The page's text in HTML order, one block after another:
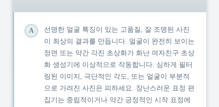
A
선명한 얼굴 특징이 있는 고품질, 잘 조명된 사진
이 최상의 결과를 만듭니다. 얼굴이 완전히 보이는
정면 또는 약간 각진 초상화가 화난 여자친구 초상
화 생성기에 이상적으로 작동합니다. 심하게 필터
링된 이미지, 극단적인 각도, 또는 얼굴이 부분적
으로 가려진 사진은 피하세요. 장난스러운 표정 편
집기는 중립적이거나 약간 긍정적인 시작 표정에